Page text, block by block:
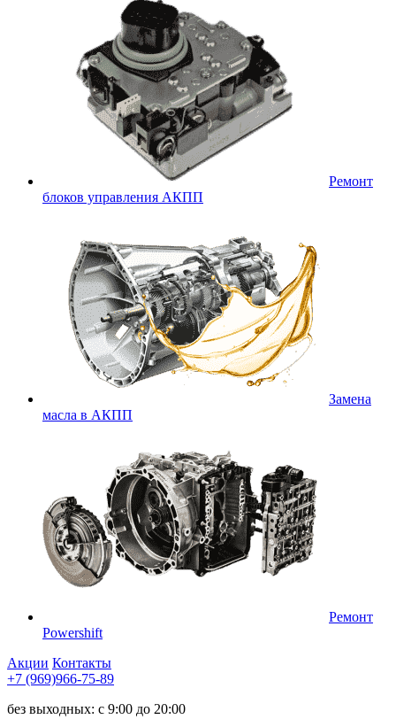
Ремонт
блоков управления АКПП
Замена
масла в АКПП
Ремонт
Powershift
Акции Контакты
+7 (969)966-75-89
без выходных: с 9:00 до 20:00